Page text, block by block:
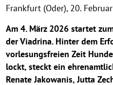
Frankfurt (Oder), 20.
Am 4. März 2026 startet
der Viadrina. Hinter dem
vorlesungsfreien Zeit
lockt, steckt ein
Renate Jakowanis, Jutta